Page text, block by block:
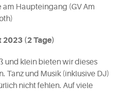
am Haupteingang (GV Am
2023 (2 Tage)
und klein bieten wir dieses
Tanz und Musik (inklusive DJ)
nicht fehlen. Auf viele